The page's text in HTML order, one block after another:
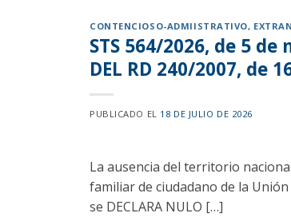
CONTENCIOSO-ADMIISTRATIVO,
STS 564/2026, de 5 de
DEL RD 240/2007, de
PUBLICADO EL 18 DE JULIO DE 2026
La ausencia del territorio
familiar de ciudadano de la
se DECLARA NULO […]